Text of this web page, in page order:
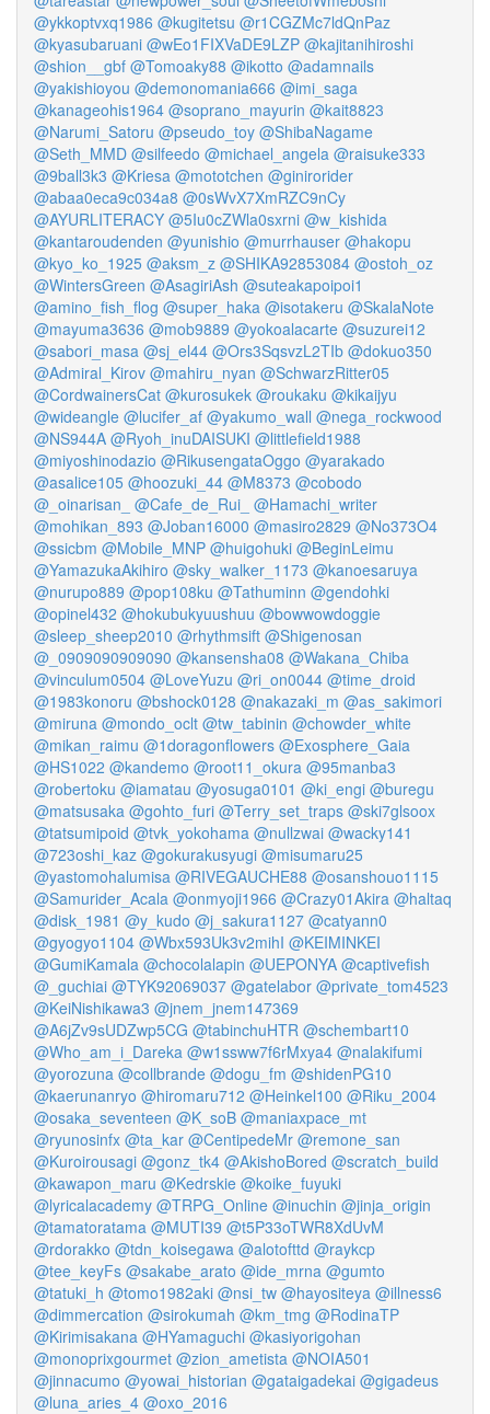
@ykkoptvxq1986 @kugitetsu @r1CGZMc7ldQnPaz
@kyasubaruani @wEo1FIXVaDE9LZP @kajitanihiroshi
@shion__gbf @Tomoaky88 @ikotto @adamnails
@yakishioyou @demonomania666 @imi_saga
@kanageohis1964 @soprano_mayurin @kait8823
@Narumi_Satoru @pseudo_toy @ShibaNagame
@Seth_MMD @silfeedo @michael_angela @raisuke333
@9ball3k3 @Kriesa @mototchen @ginirorider
@abaa0eca9c034a8 @0sWvX7XmRZC9nCy
@AYURLITERACY @5Iu0cZWla0sxrni @w_kishida
@kantaroudenden @yunishio @murrhauser @hakopu
@kyo_ko_1925 @aksm_z @SHIKA92853084 @ostoh_oz
@WintersGreen @AsagiriAsh @suteakapoipoi1
@amino_fish_flog @super_haka @isotakeru @SkalaNote
@mayuma3636 @mob9889 @yokoalacarte @suzurei12
@sabori_masa @sj_el44 @Ors3SqsvzL2TIb @dokuo350
@Admiral_Kirov @mahiru_nyan @SchwarzRitter05
@CordwainersCat @kurosukek @roukaku @kikaijyu
@wideangle @lucifer_af @yakumo_wall @nega_rockwood
@NS944A @Ryoh_inuDAISUKI @littlefield1988
@miyoshinodazio @RikusengataOggo @yarakado
@asalice105 @hoozuki_44 @M8373 @cobodo
@_oinarisan_
@Cafe_de_Rui_ @Hamachi_writer
@mohikan_893 @Joban16000 @masiro2829 @No373O4
@ssicbm @Mobile_MNP @huigohuki @BeginLeimu
@YamazukaAkihiro @sky_walker_1173 @kanoesaruya
@nurupo889 @pop108ku @Tathuminn @gendohki
@opinel432 @hokubukyuushuu @bowwowdoggie
@sleep_sheep2010 @rhythmsift @Shigenosan
@_0909090909090 @kansensha08 @Wakana_Chiba
@vinculum0504 @LoveYuzu @ri_on0044 @time_droid
@1983konoru @bshock0128 @nakazaki_m @as_sakimori
@miruna @mondo_oclt @tw_tabinin @chowder_white
@mikan_raimu @1doragonflowers @Exosphere_Gaia
@HS1022 @kandemo @root11_okura @95manba3
@robertoku @iamatau @yosuga0101 @ki_engi @buregu
@matsusaka @gohto_furi @Terry_set_traps @ski7glsoox
@tatsumipoid @tvk_yokohama @nullzwai @wacky141
@723oshi_kaz @gokurakusyugi @misumaru25
@yastomohalumisa @RIVEGAUCHE88 @osanshouo1115
@Samurider_Acala @onmyoji1966 @Crazy01Akira @haltaq
@disk_1981 @y_kudo @j_sakura1127 @catyann0
@gyogyo1104 @Wbx593Uk3v2mihI @KEIMINKEI
@GumiKamala @chocolalapin @UEPONYA @captivefish
@_guchiai @TYK92069037 @gatelabor @private_tom4523
@KeiNishikawa3 @jnem_jnem147369
@A6jZv9sUDZwp5CG @tabinchuHTR @schembart10
@Who_am_i_Dareka @w1ssww7f6rMxya4 @nalakifumi
@yorozuna @collbrande @dogu_fm @shidenPG10
@kaerunanryo @hiromaru712 @Heinkel100 @Riku_2004
@osaka_seventeen @K_soB @maniaxpace_mt
@ryunosinfx @ta_kar @CentipedeMr @remone_san
@Kuroirousagi @gonz_tk4 @AkishoBored @scratch_build
@kawapon_maru @Kedrskie @koike_fuyuki
@lyricalacademy @TRPG_Online @inuchin @jinja_origin
@tamatoratama @MUTI39 @t5P33oTWR8XdUvM
@rdorakko @tdn_koisegawa @alotofttd @raykcp
@tee_keyFs @sakabe_arato @ide_mrna @gumto
@tatuki_h @tomo1982aki @nsi_tw @hayositeya @illness6
@dimmercation @sirokumah @km_tmg @RodinaTP
@Kirimisakana @HYamaguchi @kasiyorigohan
@monoprixgourmet @zion_ametista @NOIA501
@jinnacumo @yowai_historian @gataigadekai @gigadeus
@luna_aries_4 @oxo_2016